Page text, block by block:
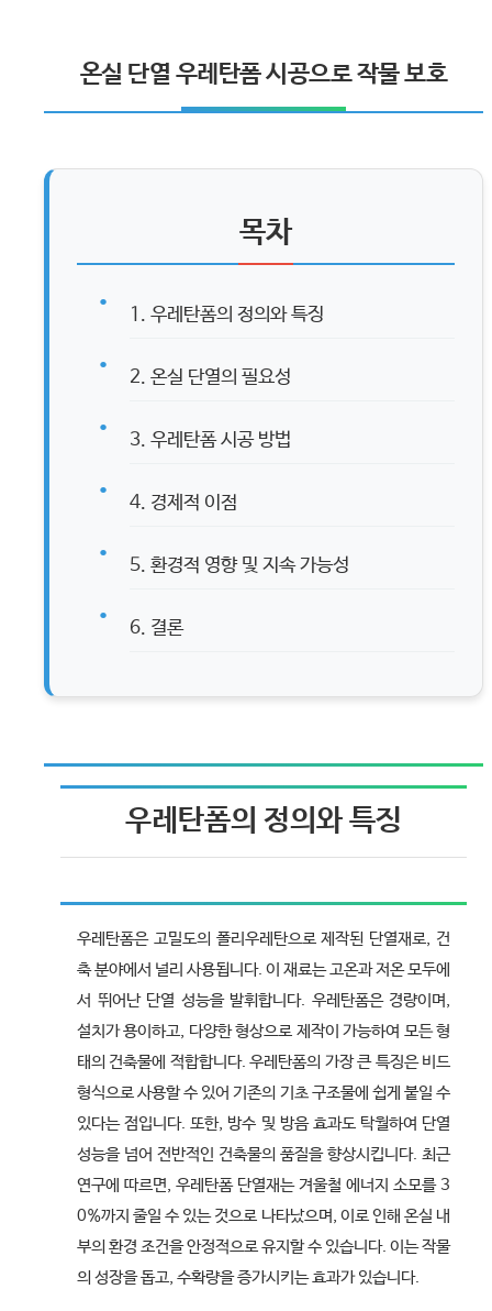
온실 단열 우레탄폼 시공으로 작물 보호
목차
1. 우레탄폼의 정의와 특징
2. 온실 단열의 필요성
3. 우레탄폼 시공 방법
4. 경제적 이점
5. 환경적 영향 및 지속 가능성
6. 결론
우레탄폼의 정의와 특징
우레탄폼은 고밀도의 폴리우레탄으로 제작된 단열재로, 건
축 분야에서 널리 사용됩니다. 이 재료는 고온과 저온 모두에
서 뛰어난 단열 성능을 발휘합니다. 우레탄폼은 경량이며,
설치가 용이하고, 다양한 형상으로 제작이 가능하여 모든 형
태의 건축물에 적합합니다. 우레탄폼의 가장 큰 특징은 비드
형식으로 사용할 수 있어 기존의 기초 구조물에 쉽게 붙일 수
있다는 점입니다. 또한, 방수 및 방음 효과도 탁월하여 단열
성능을 넘어 전반적인 건축물의 품질을 향상시킵니다. 최근
연구에 따르면, 우레탄폼 단열재는 겨울철 에너지 소모를 3
0%까지 줄일 수 있는 것으로 나타났으며, 이로 인해 온실 내
부의 환경 조건을 안정적으로 유지할 수 있습니다. 이는 작물
의 성장을 돕고, 수확량을 증가시키는 효과가 있습니다.